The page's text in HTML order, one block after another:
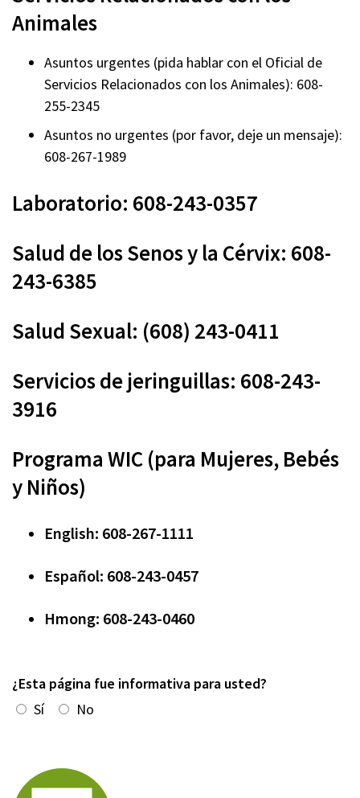
Animales
Asuntos urgentes (pida hablar con el Oficial de
Servicios Relacionados con los Animales): 608-
255-2345
Asuntos no urgentes (por favor, deje un mensaje):
608-267-1989
Laboratorio: 608-243-0357
Salud de los Senos y la Cérvix: 608-
243-6385
Salud Sexual: (608) 243-0411
Servicios de jeringuillas: 608-243-
3916
Programa WIC (para Mujeres, Bebés
y Niños)
English: 608-267-1111
Español: 608-243-0457
Hmong: 608-243-0460
¿Esta página fue informativa para usted?
Sí
No